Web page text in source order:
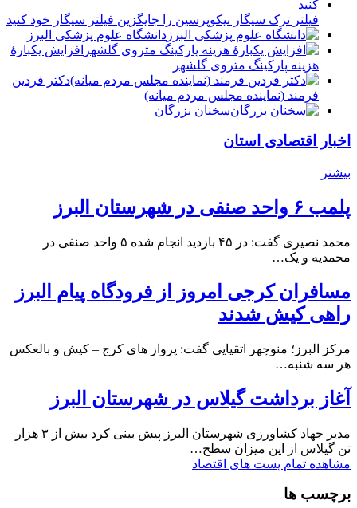
فیلتر ترک سیگار نیکوپرسین را جایگزین فیلتر سیگار خود کنید
دانشگاه علوم پزشکی البرز
افزایش یکبارۀ
هزینه پارکینگ متروی گلشهر
دكتر فردين
فرمند (نماينده مجلس مردم میانه)
سخنان بزرگان
اخبار اقتصادی استان
بیشتر
پلمب ۶ واحد صنفی در شهرستان البرز
محمد نصیری گفت: در ۴۵ بازدید انجام شده ۵ واحد صنفی در
محمدیه و یک…
مسافران کرجی امروز از فرودگاه پیام البرز
راهی کیش شدند
مرکز البرز؛ منوچهر اتقیایی گفت: پرواز های کرج – کیش و بالعکس
هر سه شنبه…
آغاز برداشت گیلاس در شهرستان البرز
مدیر جهاد کشاورزی شهرستان البرز پیش بینی کرد بیش از ۳ هزار
تن گیلاس از این میزان سطح…
مشاهده تمام پست های اقتصاد
برچسب ها